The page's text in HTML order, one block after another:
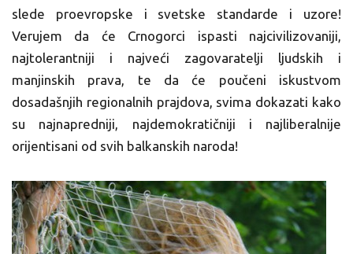
slede proevropske i svetske standarde i uzore!
Verujem da će Crnogorci ispasti najcivilizovaniji,
najtolerantniji i najveći zagovaratelji ljudskih i
manjinskih prava, te da će poučeni iskustvom
dosadašnjih regionalnih prajdova, svima dokazati kako
su najnapredniji, najdemokratičniji i najliberalnije
orijentisani od svih balkanskih naroda!